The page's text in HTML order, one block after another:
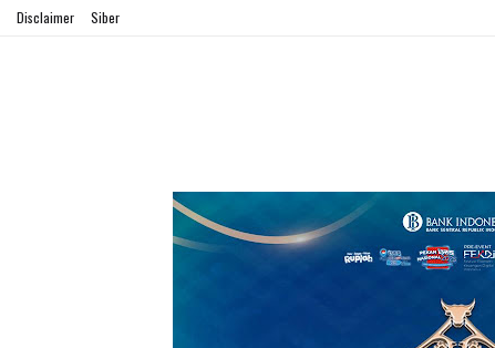
Disclaimer Siber